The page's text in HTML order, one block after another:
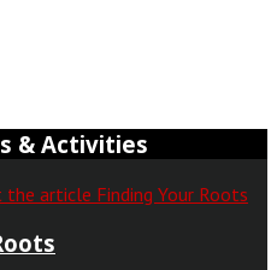
& Activities